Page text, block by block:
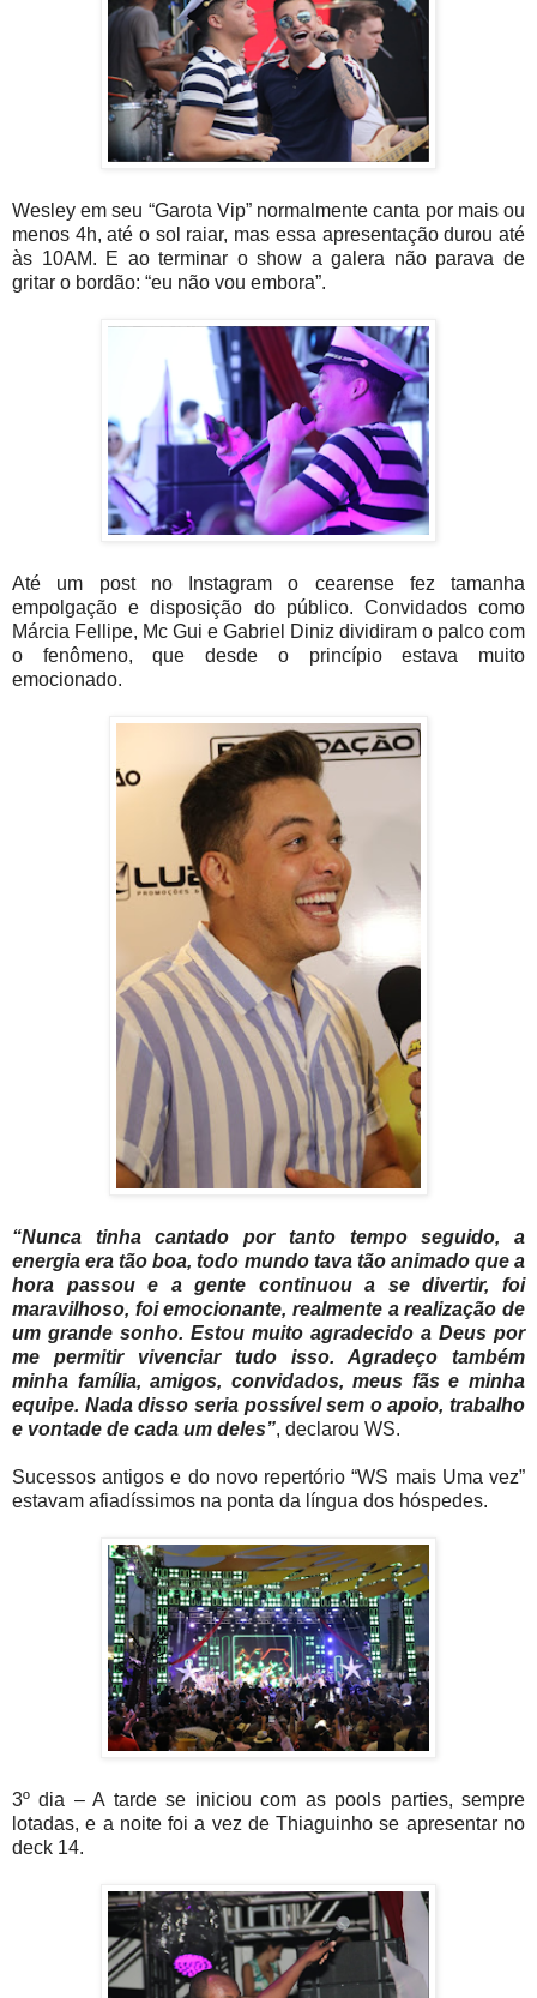
Wesley em seu “Garota Vip” normalmente canta por mais ou
menos 4h, até o sol raiar, mas essa apresentação durou até
às 10AM. E ao terminar o show a galera não parava de
gritar o bordão: “eu não vou embora”.
Até um post no Instagram o cearense fez tamanha
empolgação e disposição do público. Convidados como
Márcia Fellipe, Mc Gui e Gabriel Diniz dividiram o palco com
o fenômeno, que desde o princípio estava muito
emocionado.
“Nunca tinha cantado por tanto tempo seguido, a
energia era tão boa, todo mundo tava tão animado que a
hora passou e a gente continuou a se divertir, foi
maravilhoso, foi emocionante, realmente a realização de
um grande sonho. Estou muito agradecido a Deus por
me permitir vivenciar tudo isso. Agradeço também
minha família, amigos, convidados, meus fãs e minha
equipe. Nada disso seria possível sem o apoio, trabalho
e vontade de cada um deles”, declarou WS.
Sucessos antigos e do novo repertório “WS mais Uma vez”
estavam afiadíssimos na ponta da língua dos hóspedes.
3º dia – A tarde se iniciou com as pools parties, sempre
lotadas, e a noite foi a vez de Thiaguinho se apresentar no
deck 14.